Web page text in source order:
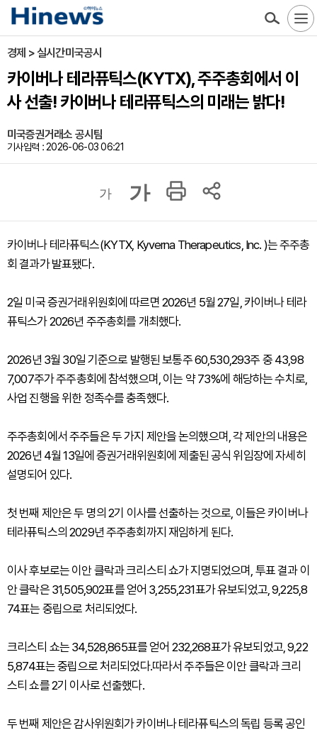
경제 > 실시간미국공시
카이버나 테라퓨틱스(KYTX), 주주총회에서 이
사 선출! 카이버나 테라퓨틱스의 미래는 밝다!
미국증권거래소 공시팀
기사입력 : 2026-06-03 06:21
가 가
카이버나 테라퓨틱스(KYTX, Kyverna Therapeutics, Inc. )는 주주총
회 결과가 발표됐다.
2일 미국 증권거래위원회에 따르면 2026년 5월 27일, 카이버나 테라
퓨틱스가 2026년 주주총회를 개최했다.
2026년 3월 30일 기준으로 발행된 보통주 60,530,293주 중 43,98
7,007주가 주주총회에 참석했으며, 이는 약 73%에 해당하는 수치로,
사업 진행을 위한 정족수를 충족했다.
주주총회에서 주주들은 두 가지 제안을 논의했으며, 각 제안의 내용은
2026년 4월 13일에 증권거래위원회에 제출된 공식 위임장에 자세히
설명되어 있다.
첫 번째 제안은 두 명의 2기 이사를 선출하는 것으로, 이들은 카이버나
테라퓨틱스의 2029년 주주총회까지 재임하게 된다.
이사 후보로는 이안 클락과 크리스티 쇼가 지명되었으며, 투표 결과 이
안 클락은 31,505,902표를 얻어 3,255,231표가 유보되었고, 9,225,8
74표는 중립으로 처리되었다.
크리스티 쇼는 34,528,865표를 얻어 232,268표가 유보되었고, 9,22
5,874표는 중립으로 처리되었다.따라서 주주들은 이안 클락과 크리
스티 쇼를 2기 이사로 선출했다.
두 번째 제안은 감사위원회가 카이버나 테라퓨틱스의 독립 등록 공인